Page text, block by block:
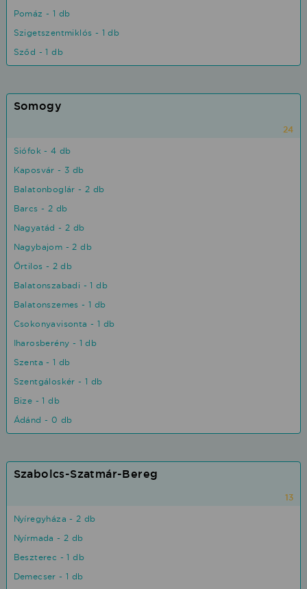
Pomáz - 1 db
Szigetszentmiklós - 1 db
Sződ - 1 db
Somogy
24
Siófok - 4 db
Kaposvár - 3 db
Balatonboglár - 2 db
Barcs - 2 db
Nagyatád - 2 db
Nagybajom - 2 db
Őrtilos - 2 db
Balatonszabadi - 1 db
Balatonszemes - 1 db
Csokonyavisonta - 1 db
Iharosberény - 1 db
Szenta - 1 db
Szentgáloskér - 1 db
Bize - 1 db
Ádánd - 0 db
Szabolcs-Szatmár-Bereg
13
Nyíregyháza - 2 db
Nyírmada - 2 db
Beszterec - 1 db
Demecser - 1 db